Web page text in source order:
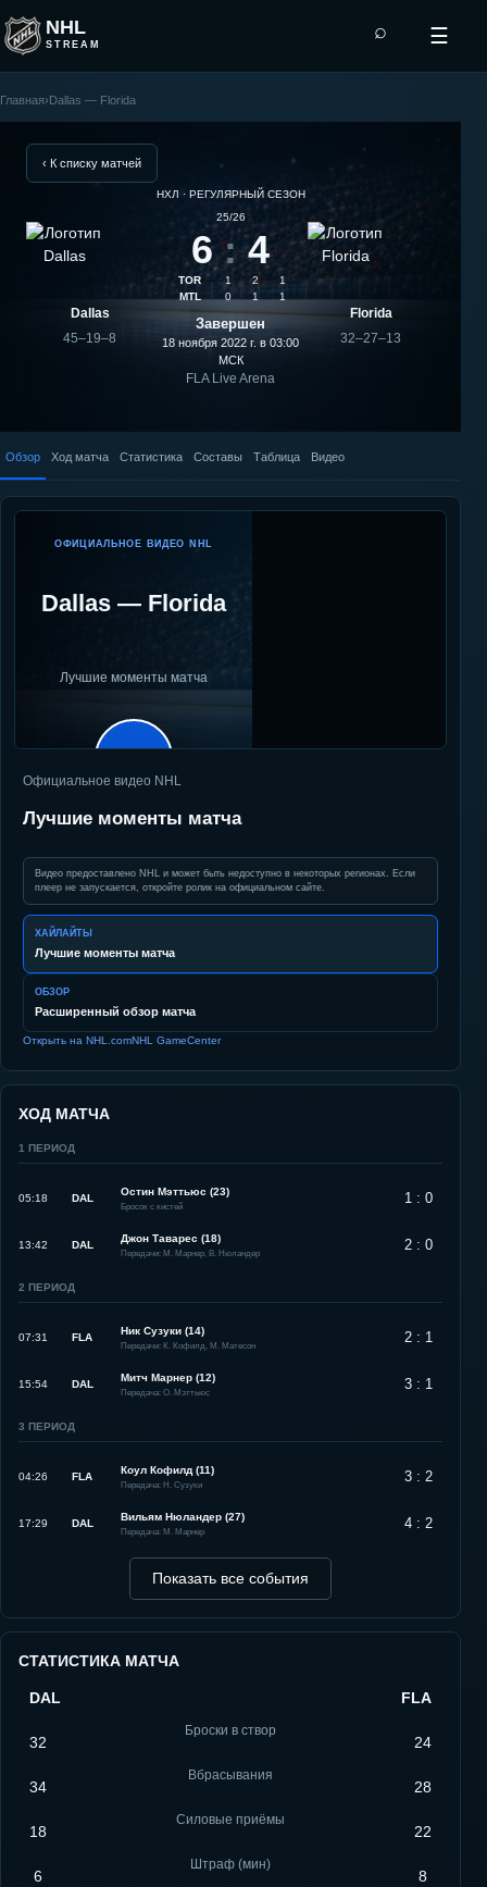
NHL
STREAM
⌕ ☰
Florida
результат
Главная›Dallas — Florida
‹ К списку матчей
Dallas
45–19–8
НХЛ · РЕГУЛЯРНЫЙ СЕЗОН
25/26
6 : 4
TOR 1 2
1
MTL
0 1 1
Завершен
18 ноября 2022 г. в 03:00
МСК
FLA Live Arena
Florida
32–27–13
Обзор Ход матча Статистика Составы Таблица Видео
ОФИЦИАЛЬНОЕ ВИДЕО NHL
Dallas — Florida
Лучшие моменты матча
▶
Официальное видео NHL
Лучшие моменты матча
Видео предоставлено NHL и может быть недоступно в некоторых регионах. Если
плеер не запускается, откройте ролик на официальном сайте.
ХАЙЛАЙТЫ
Лучшие моменты матча
ОБЗОР
Расширенный обзор матча
Открыть на NHL.comNHL GameCenter
ХОД МАТЧА
1 ПЕРИОД
05:18 DAL
Остин Мэттьюс (23)
Бросок с кистей 1 : 0
13:42 DAL
Джон Таварес (18)
Передачи: М. Марнер, В. Нюландер 2 : 0
2 ПЕРИОД
07:31 FLA
Ник Сузуки (14)
Передачи: К. Кофилд, М. Матесон 2 : 1
15:54 DAL
Митч Марнер (12)
Передача: О. Мэттьюс 3 : 1
3 ПЕРИОД
04:26 FLA
Коул Кофилд (11)
Передача: Н. Сузуки 3 : 2
17:29 DAL
Вильям Нюландер (27)
Передача: М. Марнер 4 : 2
Показать все события
СТАТИСТИКА МАТЧА
DAL FLA
32
Броски в створ
24
34
Вбрасывания
28
18
Силовые приёмы
22
6
Штраф (мин)
8